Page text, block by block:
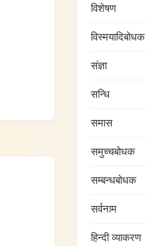
विशेषण
विस्मयादिबोधक
संज्ञा
सन्धि
समास
समुच्चबोधक
सम्बन्धबोधक
सर्वनाम
हिन्दी व्याकरण